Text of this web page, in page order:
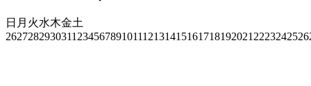
日 月 火水木金土
2627282930311 23456789101112131415161718192021 2223242526